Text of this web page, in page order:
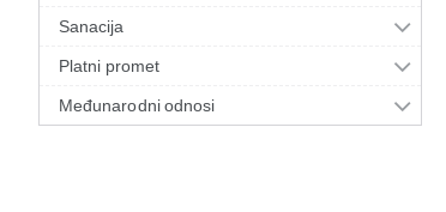
Sanacija
Platni promet
Međunarodni odnosi